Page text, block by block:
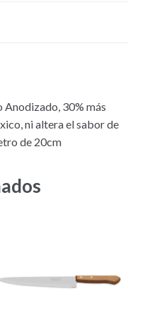
Anodizado, 30% más
ni altera el sabor de
de 20cm